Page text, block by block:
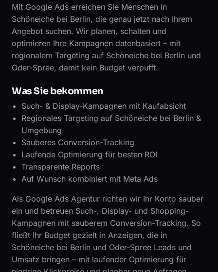
Mit Google Ads erreichen Sie Menschen in
Schöneiche bei Berlin, die genau jetzt nach Ihrem
Angebot suchen. Wir planen, schalten und
optimieren Ihre Kampagnen datenbasiert – mit
regionalem Targeting auf Schöneiche bei Berlin und
Oder-Spree, damit kein Budget verpufft.
Was Sie bekommen
Such- & Display-Kampagnen mit Kaufabsicht
Regionales Targeting auf Schöneiche bei Berlin &
Umgebung
Sauberes Conversion-Tracking
Laufende Optimierung für besten ROI
Transparente Reports
Auf Wunsch kombiniert mit Meta Ads
Als Google Ads Agentur richten wir Ihr Konto sauber
ein und betreuen Such-, Display- und Shopping-
Kampagnen mit sauberem Conversion-Tracking. So
fließt Ihr Budget gezielt in Anzeigen, die in
Schöneiche bei Berlin und Oder-Spree Leads und
Umsatz bringen – mit laufender Optimierung für